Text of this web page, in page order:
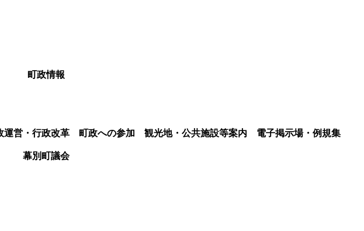
町政情報
運営・行政改革 町政への参加 観光地・公共施設等案内
電子掲示場・例規集
幕別町議会